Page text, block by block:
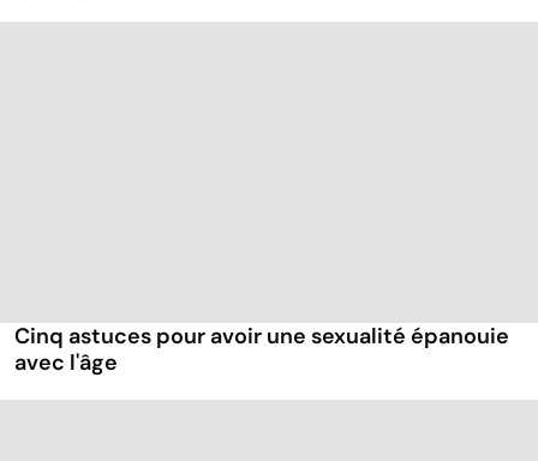
Cinq astuces pour avoir une sexualité épanouie
avec l'âge